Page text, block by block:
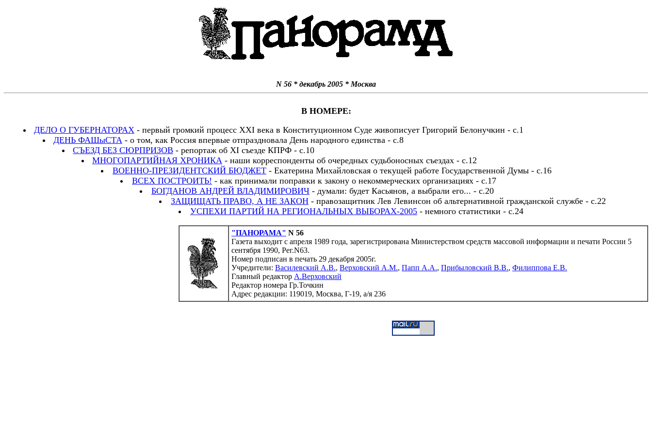
N 56 * декабрь 2005 * Москва
В НОМЕРЕ:
ДЕЛО О ГУБЕРНАТОРАХ - первый громкий процесс XXI века в Конституционном Суде живописует Григорий Белонучкин - с.1
ДЕНЬ ФАШыСТА - о том, как Россия впервые отпраздновала День народного единства - с.8
СЪЕЗД БЕЗ СЮРПРИЗОВ - репортаж об XI съезде КПРФ - с.10
МНОГОПАРТИЙНАЯ ХРОНИКА - наши корреспонденты об очередных судьбоносных съездах - с.12
ВОЕННО-ПРЕЗИДЕНТСКИЙ БЮДЖЕТ - Екатерина Михайловская о текущей работе Государственной Думы - с.16
ВСЕХ ПОСТРОИТЬ! - как принимали поправки к закону о некоммерческих организациях - с.17
БОГДАНОВ АНДРЕЙ ВЛАДИМИРОВИЧ - думали: будет Касьянов, а выбрали его... - с.20
ЗАЩИЩАТЬ ПРАВО, А НЕ ЗАКОН - правозащитник Лев Левинсон об альтернативной гражданской службе - с.22
УСПЕХИ ПАРТИЙ НА РЕГИОНАЛЬНЫХ ВЫБОРАХ-2005 - немного статистики - с.24
"ПАНОРАМА" N 56
Газета выходит с апреля 1989 года, зарегистрирована Министерством средств массовой информации и печати России 5
сентября 1990, Рег.N63.
Номер подписан в печать 29 декабря 2005г.
Учредители: Василевский А.В., Верховский А.М., Папп А.А., Прибыловский В.В., Филиппова Е.В.
Главный редактор А.Верховский
Редактор номера Гр.Точкин
Адрес редакции: 119019, Москва, Г-19, а/я 236